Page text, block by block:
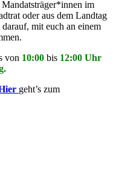
im
oder aus dem Landtag
mit euch an einem
von 10:00 bis 12:00 Uhr
geht’s zum